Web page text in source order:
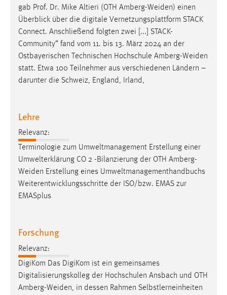
gab Prof. Dr. Mike Altieri (OTH Amberg-Weiden) einen
Überblick über die digitale Vernetzungsplattform STACK
Connect. Anschließend folgten zwei [...] STACK-
Community“ fand vom 11. bis 13. März 2024 an der
Ostbayerischen Technischen Hochschule Amberg-Weiden
statt. Etwa 100 Teilnehmer aus verschiedenen Ländern –
darunter die Schweiz, England, Irland,
Lehre
Relevanz:
Terminologie zum Umweltmanagement Erstellung einer
Umwelterklärung CO 2 -Bilanzierung der OTH Amberg-
Weiden Erstellung eines Umweltmanagementhandbuchs
Weiterentwicklungsschritte der ISO/bzw. EMAS zur
EMASplus
Forschung
Relevanz:
DigiKom Das DigiKom ist ein gemeinsames
Digitalisierungskolleg der Hochschulen Ansbach und OTH
Amberg-Weiden, in dessen Rahmen Selbstlerneinheiten